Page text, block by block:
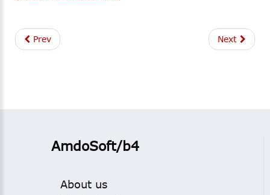
Prev Next
AmdoSoft/b4
About us